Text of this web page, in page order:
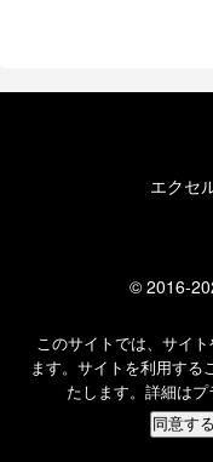
エクセ
© 2016-
このサイトでは、サイ
ます。サイトを利用す
たします。詳細はプ
同意する